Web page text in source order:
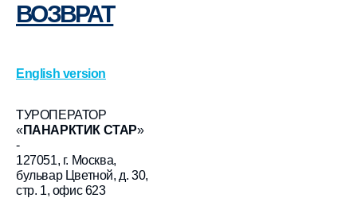
ВОЗВРАТ
English version
ТУРОПЕРАТОР
«ПАНАРКТИК СТАР»
-
127051, г. Москва,
бульвар Цветной, д. 30,
стр. 1, офис 623